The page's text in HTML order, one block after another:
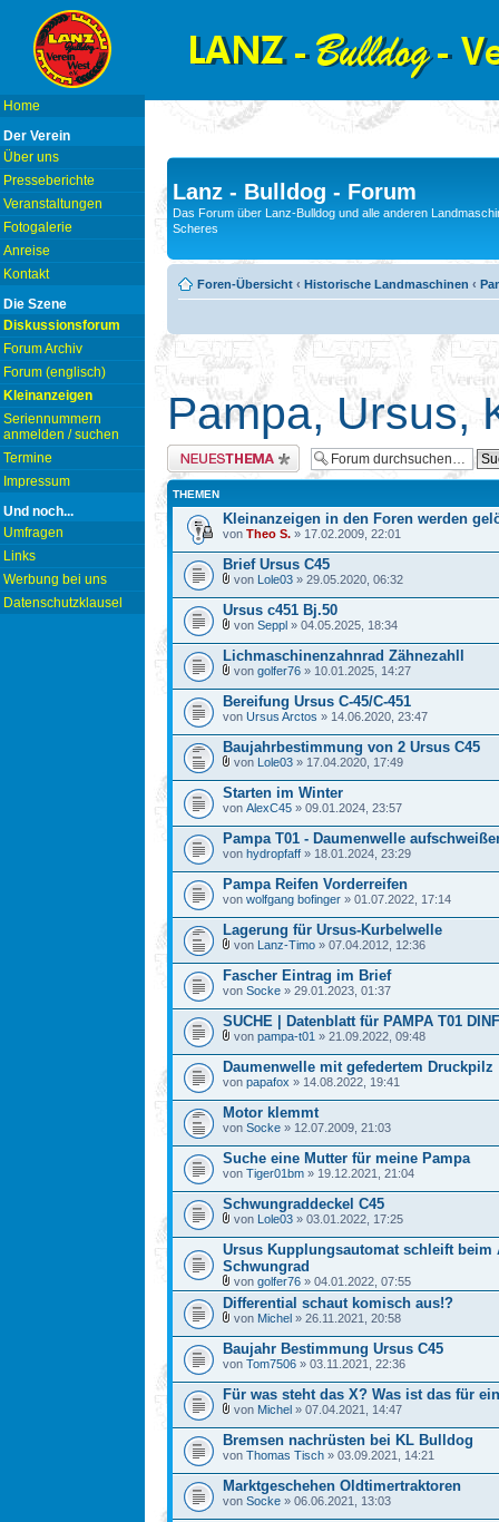
Home
Der Verein
Über uns
Presseberichte
Veranstaltungen
Fotogalerie
Anreise
Kontakt
Die Szene
Diskussionsforum
Forum Archiv
Forum (englisch)
Kleinanzeigen
Seriennummern
anmelden / suchen
Termine
Impressum
Und noch...
Umfragen
Links
Werbung bei uns
Datenschutzklausel
Lanz - Bulldog - Forum
Das Forum über Lanz-Bulldog und alle anderen
Scheres
Foren-Übersicht ‹ Historische Landmaschinen ‹
Pampa, Ursus,
Neues Thema erstellen
THEMEN
Kleinanzeigen in den Foren werden
von Theo S. » 17.02.2009, 22:01
Brief Ursus C45
von Lole03 » 29.05.2020, 06:32
Ursus c451 Bj.50
von Seppl » 04.05.2025, 18:34
Lichmaschinenzahnrad Zähnezahll
von golfer76 » 10.01.2025, 14:27
Bereifung Ursus C-45/C-451
von Ursus Arctos » 14.06.2020, 23:47
Baujahrbestimmung von 2 Ursus C45
von Lole03 » 17.04.2020, 17:49
Starten im Winter
von AlexC45 » 09.01.2024, 23:57
Pampa T01 - Daumenwelle
von hydropfaff » 18.01.2024, 23:29
Pampa Reifen Vorderreifen
von wolfgang bofinger » 01.07.2022, 17:14
Lagerung für Ursus-Kurbelwelle
von Lanz-Timo » 07.04.2012, 12:36
Fascher Eintrag im Brief
von Socke » 29.01.2023, 01:37
SUCHE | Datenblatt für PAMPA T01
von pampa-t01 » 21.09.2022, 09:48
Daumenwelle mit gefedertem Druckpilz
von papafox » 14.08.2022, 19:41
Motor klemmt
von Socke » 12.07.2009, 21:03
Suche eine Mutter für meine Pampa
von Tiger01bm » 19.12.2021, 21:04
Schwungraddeckel C45
von Lole03 » 03.01.2022, 17:25
Ursus Kupplungsautomat schleift beim
Schwungrad
von golfer76 » 04.01.2022, 07:55
Differential schaut komisch aus!?
von Michel » 26.11.2021, 20:58
Baujahr Bestimmung Ursus C45
von Tom7506 » 03.11.2021, 22:36
Für was steht das X? Was ist das für
von Michel » 07.04.2021, 14:47
Bremsen nachrüsten bei KL Bulldog
von Thomas Tisch » 03.09.2021, 14:21
Marktgeschehen Oldtimertraktoren
von Socke » 06.06.2021, 13:03